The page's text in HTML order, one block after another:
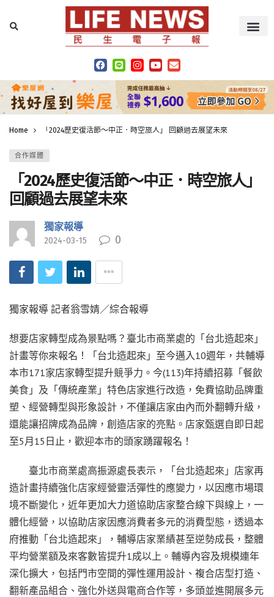
Home 「2024歷史復活節～中正．時空旅人」 回顧過去展望未來
合作媒體
「2024歷史復活節～中正．時空旅人」
回顧過去展望未來
獨家報導
2024-03-15 0
獨家報導 記者翁雪婧／綜合報導
想要店家轉型成為景點嗎？臺北市商業處的「台北造起來」
計畫等你來報名！「台北造起來」至今邁入10週年，共輔導
本市171家店家轉型提升競爭力。今(113)年持續招募「餐飲
美食」及「傳統產業」特色店家進行改造，免費協助品牌重
塑、經營轉型與形象設計，不僅讓店家由內而外翻轉升級，
還能讓招牌成為品牌，創造店家的亮點。店家甄選自即日起
至5月15日止，歡迎本市的頭家踴躍報名！
臺北市商業處高振源處長表示，「台北造起來」店家再
造計畫持續強化店家經營靈活彈性的應變力，以因應市場環
境不斷變化，近年更加大力道協助店家整合線下與線上，一
體化經營，以協助店家因應消費者多元的消費型態，透過本
府推動「台北造起來」，輔導店家業績甚至逆勢成長，整體
平均營業額及來客數皆提升1成以上。輔導內容及規模連年
深化擴大，包括門市空間的彈性運用設計、複合店型打造、
翻新產品組合、強化外送與電商合作等，多頭並進開展多元